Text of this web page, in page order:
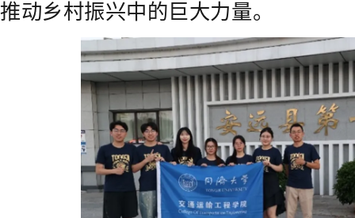
推动乡村振兴中的巨大力量。